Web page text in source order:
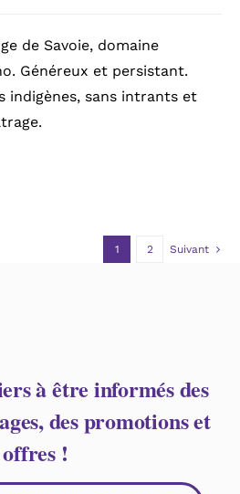
de Savoie, domaine
Généreux et persistant.
indigènes, sans intrants et
1 2 Suivant
à être informés des
des promotions et
offres !